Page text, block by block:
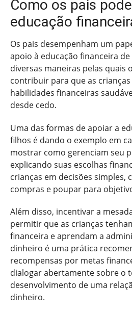
Como os pais
educação
Os pais desempenham um
apoio à educação financeira
diversas maneiras pelas quais
contribuir para que as
habilidades financeiras
desde cedo.
Uma das formas de apoiar a
filhos é dando o exemplo em
mostrar como gerenciam seu
explicando suas escolhas
crianças em decisões simples,
compras e poupar para
Além disso, incentivar a
permitir que as crianças
financeira e aprendam a
dinheiro é uma prática
recompensas por metas
dialogar abertamente sobre o
desenvolvimento de uma
dinheiro.